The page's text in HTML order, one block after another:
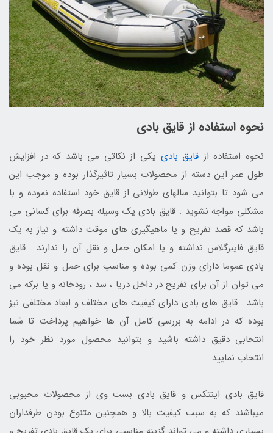
نحوه استفاده از قایق بادی
نحوه استفاده از قایق بادی یکی از نکاتی می باشد که در افزایش
طول عمر این دسته از محصولات بسیار تاثیرگذار بوده و موجب این
می شود تا بتوانید سالهای طولانی از قایق خود استفاده نموده و با
مشکلی مواجه نشوید . قایق بادی یک وسیله بصرفه برای کسانی می
باشد که قصد تفریح و یا ماهیگیری های موقت داشته و نیاز به یک
قایق فایبرگلاس نداشته و یا امکان حمل و نقل آن را ندارند . قایق
بادی عموما دارای وزن کمی بوده و مناسب برای حمل و نقل بوده و
می توان از آن برای تفریح در داخل دریا ، سد ، رودخانه و یا برکه می
باشد . قایق های بادی دارای کیفیت های مختلف و ابعاد مختلفی نیز
بوده که در ادامه به بررسی کامل آن ها خواهیم پرداخت تا شما
انتخابی دقیق داشته باشید و بتوانید محصول مورد نظر خود را
انتخاب نمایید .
قایق بادی اینتکس و قایق بادی بست وی از محصولات محبوبی
میباشند که به سبب کیفیت بالا و همچنین متنوع بودن طرفداران